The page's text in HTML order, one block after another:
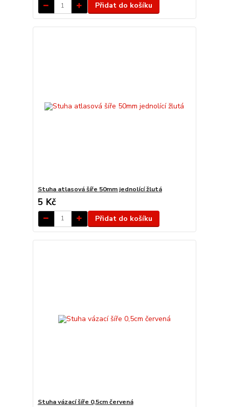
Přidat do košíku
Stuha atlasová šíře 50mm jednolící žlutá
5 Kč
Přidat do košíku
Stuha vázací šíře 0,5cm červená